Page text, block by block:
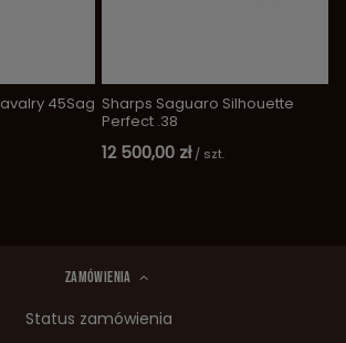
45Sag Sharps Saguaro Silhouette
Perfect .38
12 500,00 zł / szt.
ZAMÓWIENIA
Status zamówienia